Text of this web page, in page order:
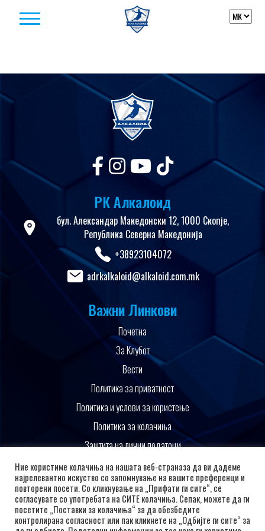
РК Алкалоид
бул. Александар Македонски 12, 1000 Скопје,
Република Северна Македонија
+38923104072
adrkalkaloid@alkaloid.com.mk
Важни Линкови
Почетна
За Клубот
Вести
Политика за приватност
Политика и услови за користење
Политика за колачиња
Заштита на лични податоци
Поддржано од
Ние користиме колачиња на нашата веб-страназа да ви дадеме
најрелевантно искуство со запомнување на вашите преференци и
повторени посети. Со кликнување на „Прифати ги сите“, се
согласувате со употребата на СИТЕ колачиња. Сепак, можете да ги
посетите „Поставки за колачиња“ за да обезбедите
контролирана согласност или пак кликнете на „Одбијте ги сите“ за